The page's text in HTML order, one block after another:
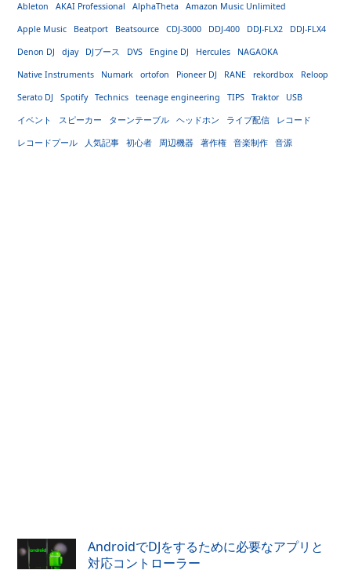
Ableton AKAI Professional AlphaTheta Amazon Music Unlimited
Apple Music Beatport Beatsource CDJ-3000 DDJ-400 DDJ-FLX2 DDJ-FLX4
Denon DJ djay DJブース DVS Engine DJ Hercules NAGAOKA
Native Instruments Numark ortofon Pioneer DJ RANE rekordbox Reloop
Serato DJ Spotify Technics teenage engineering TIPS Traktor USB
イベント スピーカー ターンテーブル ヘッドホン ライブ配信 レコード
レコードプール 人気記事 初心者 周辺機器 著作権 音楽制作 音源
AndroidでDJをするために必要なアプリと
対応コントローラー